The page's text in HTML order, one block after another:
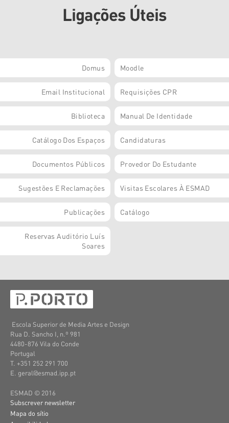
Ligações Úteis
Domus Moodle
Email Institucional Requisições CPR
Biblioteca Manual De Identidade
Catálogo Dos Espaços Candidaturas
Documentos Públicos Provedor Do Estudante
Sugestões E Reclamações Visitas Escolares À ESMAD
Publicações Catálogo
Reservas Auditório Luís
Soares
Escola Superior de Media Artes e Design
Rua D. Sancho I, n.º 981
4480-876 Vila do Conde
Portugal
T. +351 252 291 700
E. geral@esmad.ipp.pt
ESMAD © 2016
Subscrever newsletter
Mapa do sítio